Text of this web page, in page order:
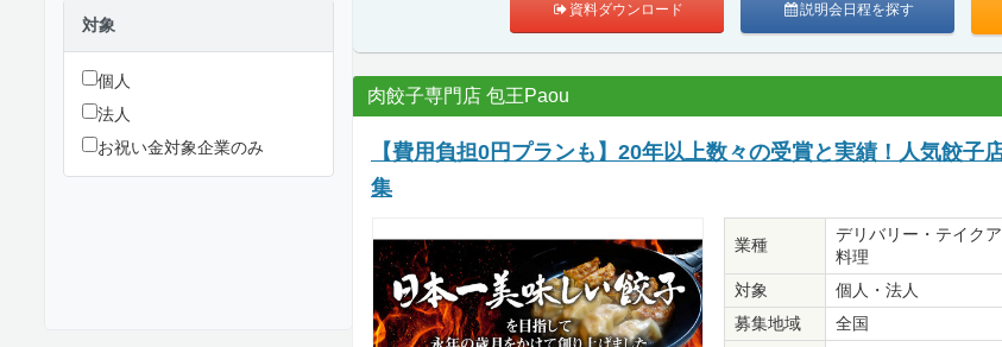
対象
個人
法人
お祝い金対象企業のみ
資料ダウンロード 説明会日程を探す
肉餃子専門店 包王Paou
【費用負担0円プランも】20年以上数々の受賞と実績！人気餃子
集
業種
デリバリー・テイク
料理
対象
個人・法人
募集地域
全国